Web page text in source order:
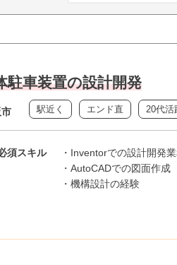
車装置の設計開発
駅近く エンド直 20代活
須スキル
・Inventorでの設計開発
・AutoCADでの図面作成
・機構設計の経験